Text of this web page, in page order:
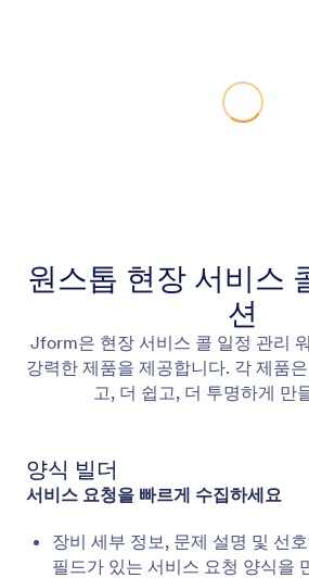
원스톱 현장 서비스
션
Jform은 현장 서비스 콜 일정 관리
강력한 제품을 제공합니다. 각 제품
고, 더 쉽고, 더 투명하게 만
양식 빌더
서비스 요청을 빠르게 수집하세요
장비 세부 정보, 문제 설명 및 선
필드가 있는 서비스 요청 양식을